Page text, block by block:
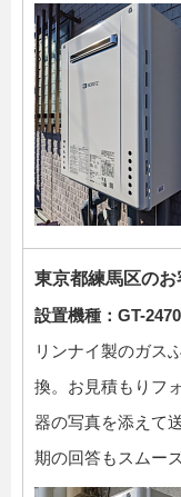
東京都練馬区のお
設置機種：GT-
リンナイ製のガス
換。お見積もりフ
器の写真を添えて
期の回答もスムー